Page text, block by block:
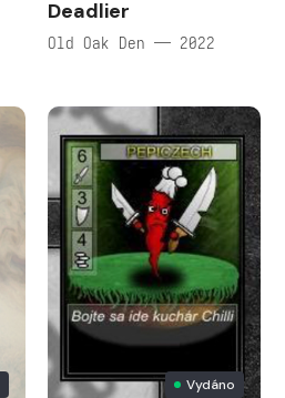
Deadlier
Old Oak Den — 2022
Vydáno